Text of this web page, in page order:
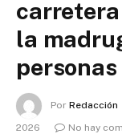
la
Por Redacción
2026
No hay